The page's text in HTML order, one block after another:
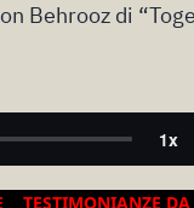
Behrooz di
TESTIMONIANZE